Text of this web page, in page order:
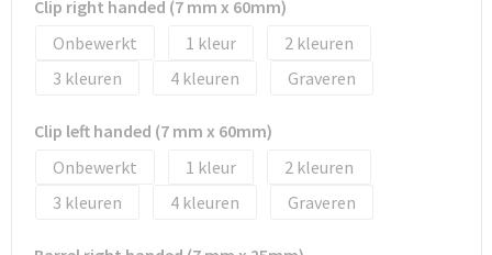
Tassen en Rugzakken
Verzorging en Wellness
Vrije tijd en reizen
Ondergoed, Sokken en Nachtkleding
Peuters en Baby's
Sport
Clip right handed (7 mm x 60mm)
Onbewerkt
1
2
3
4 Graveren
Clip left handed (7 mm x 60mm)
Onbewerkt
1
2
3
4 Graveren